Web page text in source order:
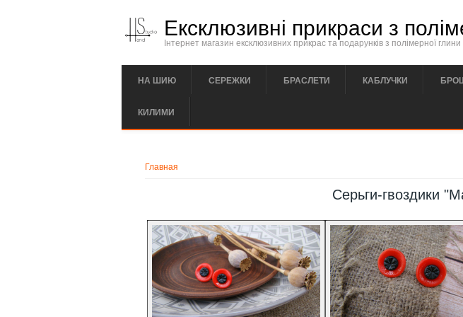
Ексклюзивні прикраси з
Інтернет магазин ексклюзивних прикрас та подарунків з полімерної глини
НА ШИЮ СЕРЕЖКИ БРАСЛЕТИ КАБЛУЧКИ
КИЛИМИ
Главная
Серьги-гвоздики